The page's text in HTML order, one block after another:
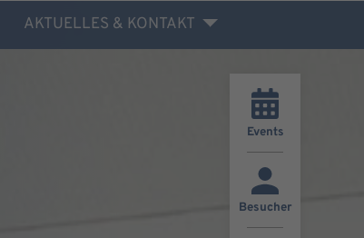
AKTUELLES & KONTAKT
Events
Besucher